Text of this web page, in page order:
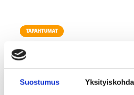
Suostumus
TAPAHTUMAT